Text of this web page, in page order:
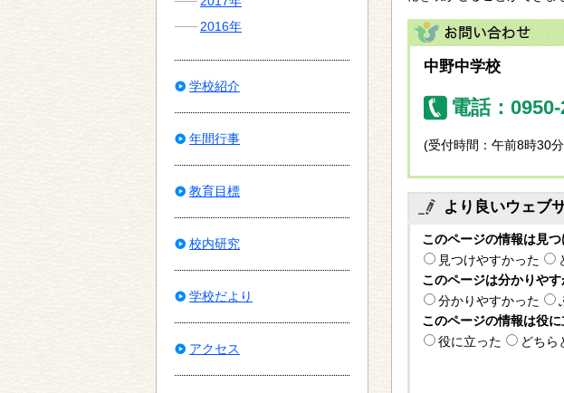
中野中学校
電話：
(受付時間：午前8時30
より良いウェブ
このページの情報は見
見つけやすかった
このページは分かりや
分かりやすかった
このページの情報は役
役に立った
どちら
2016年
学校紹介
年間行事
教育目標
校内研究
学校だより
アクセス